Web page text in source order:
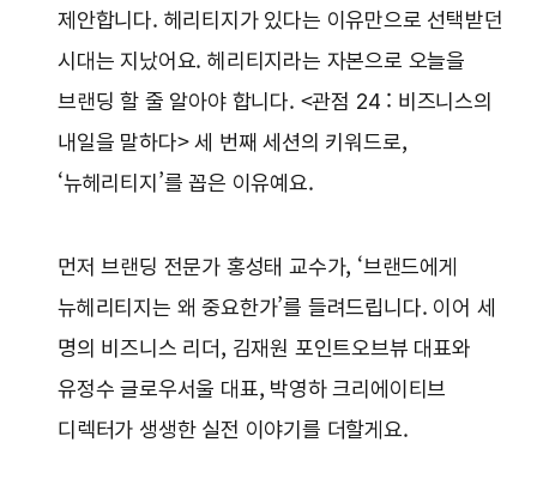
제안합니다. 헤리티지가 있다는 이유만으로 선택받던
시대는 지났어요. 헤리티지라는 자본으로 오늘을
브랜딩 할 줄 알아야 합니다. <관점 24 : 비즈니스의
내일을 말하다> 세 번째 세션의 키워드로,
‘뉴헤리티지’를 꼽은 이유예요.
먼저 브랜딩 전문가 홍성태 교수가, ‘브랜드에게
뉴헤리티지는 왜 중요한가’를 들려드립니다. 이어 세
명의 비즈니스 리더, 김재원 포인트오브뷰 대표와
유정수 글로우서울 대표, 박영하 크리에이티브
디렉터가 생생한 실전 이야기를 더할게요.